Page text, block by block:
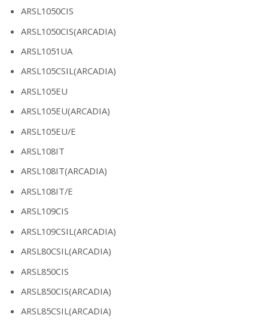
ARSL1050CIS
ARSL1050CIS(ARCADIA)
ARSL1051UA
ARSL105CSIL(ARCADIA)
ARSL105EU
ARSL105EU(ARCADIA)
ARSL105EU/E
ARSL108IT
ARSL108IT(ARCADIA)
ARSL108IT/E
ARSL109CIS
ARSL109CSIL(ARCADIA)
ARSL80CSIL(ARCADIA)
ARSL850CIS
ARSL850CIS(ARCADIA)
ARSL85CSIL(ARCADIA)